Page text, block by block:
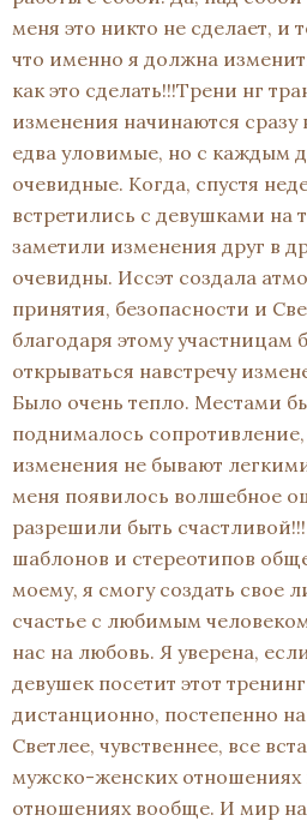
меня это никто не сделает, и
что именно я должна
как это сделать!!!Трени нг
изменения начинаются сразу
едва уловимые, но с каждым
очевидные. Когда, спустя
встретились с девушками на
заметили изменения друг в
очевидны. Иссэт создала
принятия, безопасности и
благодаря этому участницам
открываться навстречу
Было очень тепло. Местами
поднималось
изменения не бывают
меня появилось волшебное
разрешили быть
шаблонов и стереотипов
моему, я смогу создать свое
счастье с любимым
нас на любовь. Я уверена,
девушек посетит этот
дистанционно, постепенно
Светлее, чувственнее, все
мужско-женских
отношениях вообще. И мир